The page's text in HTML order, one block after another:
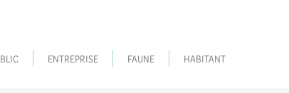
ENTREPRISE FAUNE HABITANT